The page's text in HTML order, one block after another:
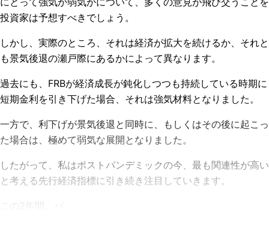
投資家は予想すべきでしょう。
しかし、実際のところ、それは経済が拡大を続けるか、それと
も景気後退の瀬戸際にあるかによって異なります。
過去にも、FRBが経済成長が鈍化しつつも持続している時期に
短期金利を引き下げた場合、それは強気材料となりました。
一方で、利下げが景気後退と同時に、もしくはその後に起こっ
た場合は、極めて弱気な展開となりました。
したがって、私はポストパンデミックの今、最も関連性が高い
と考える先行経済指標に引き続き注目していきます。
この2年間、パ